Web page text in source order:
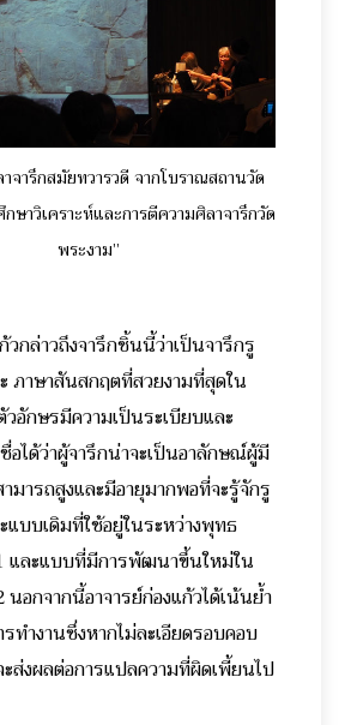
าจารึกสมัยทวารวดี จากโบราณสถานวัด
ษาวิเคราะห์และการตีความศิลาจารึกวัด
พระงาม”
วกล่าวถึงจารึกชิ้นนี้ว่าเป็นจารึกรู
ภาษาสันสกฤตที่สวยงามที่สุดใน
วอักษรมีความเป็นระเบียบและ
อได้ว่าผู้จารึกน่าจะเป็นอาลักษณ์ผู้มี
มารถสูงและมีอายุมากพอที่จะรู้จักรู
บบเดิมที่ใช้อยู่ในระหว่างพุทธ
และแบบที่มีการพัฒนาขึ้นใหม่ใน
อกจากนี้อาจารย์ก่องแก้วได้เน้นย้ำ
ทำงานซึ่งหากไม่ละเอียดรอบคอบ
ส่งผลต่อการแปลความที่ผิดเพี้ยนไป